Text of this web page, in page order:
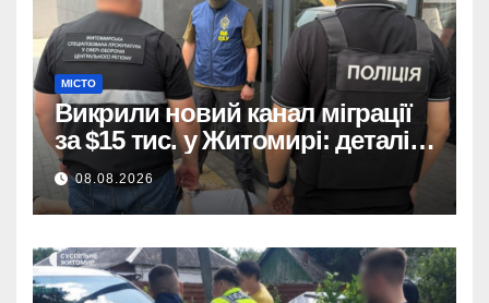
МІСТО
Викрили новий канал міграції
за $15 тис. у Житомирі: деталі
розслідування
08.08.2026